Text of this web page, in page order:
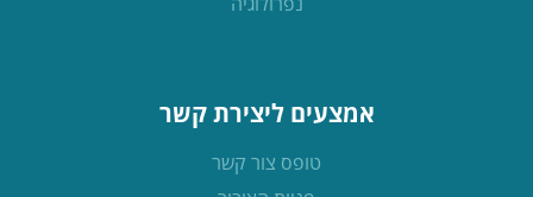
אמצעים ליצירת קשר
טופס צור קשר